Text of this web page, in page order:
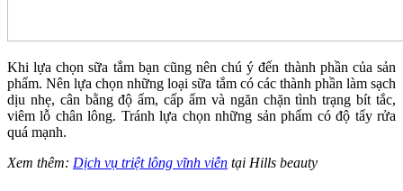
Khi lựa chọn sữa tắm bạn cũng nên chú ý đến thành phần của sản
phẩm. Nên lựa chọn những loại sữa tắm có các thành phần làm sạch
dịu nhẹ, cân bằng độ ẩm, cấp ẩm và ngăn chặn tình trạng bít tắc,
viêm lỗ chân lông. Tránh lựa chọn những sản phẩm có độ tẩy rửa
quá mạnh.
Xem thêm: Dịch vụ triệt lông vĩnh viễn tại Hills beauty